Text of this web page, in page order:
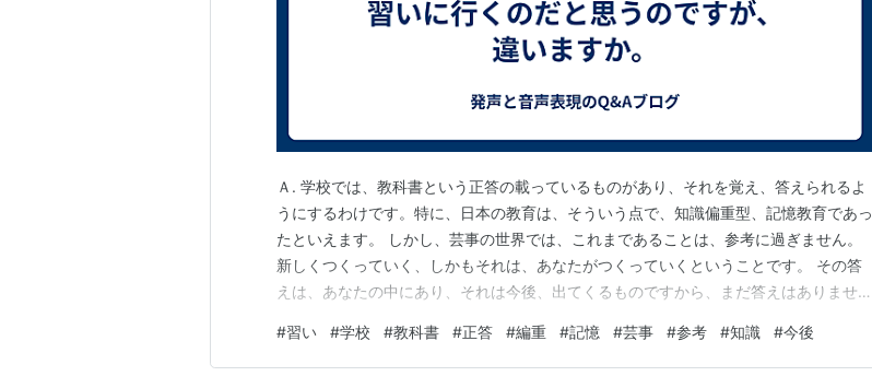
Ａ. 学校では、教科書という正答の載っているものがあり、それを覚え、答えられるよ
うにするわけです。特に、日本の教育は、そういう点で、知識偏重型、記憶教育であっ
たといえます。 しかし、芸事の世界では、これまであることは、参考に過ぎません。
新しくつくっていく、しかもそれは、あなたがつくっていくということです。 その答
えは、あなたの中にあり、それは今後、出てくるものですから、まだ答えはありませ
#習い #学校 #教科書 #正答 #編重 #記憶 #芸事 #参考 #知識 #今後